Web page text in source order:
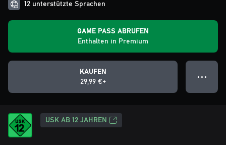
12 unterstützte Sprachen
GAME PASS ABRUFEN
Enthalten in Premium
KAUFEN
29,99 €+
● ● ●
USK AB 12 JAHREN